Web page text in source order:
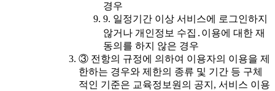
경우
9. 일정기간 이상 서비스에 로그인하지
않거나 개인정보 수집․이용에 대한 재
동의를 하지 않은 경우
③ 전항의 규정에 의하여 이용자의 이용을 제
한하는 경우와 제한의 종류 및 기간 등 구체
적인 기준은 교육정보원의 공지, 서비스 이용